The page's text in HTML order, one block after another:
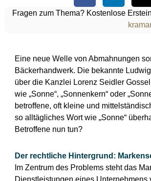
Fragen zum Thema? Kostenlose
Eine neue Welle von Abmahnungen
Bäckerhandwerk. Die bekannte
über die Kanzlei Lorenz Seidler
wie „Sonne“, „Sonnenkern“ oder
betroffene, oft kleine und
so alltägliches Wort wie „Sonne“
Betroffene nun tun?
Der rechtliche Hintergrund:
Im Zentrum des Problems steht das
Dienstleistungen eines